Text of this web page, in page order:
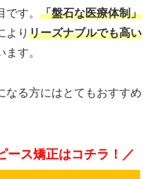
です。 「盤石な医療体制」
より リーズナブルでも高い
ます。
なる方にはとてもおすすめ
ース矯正はコチラ！／